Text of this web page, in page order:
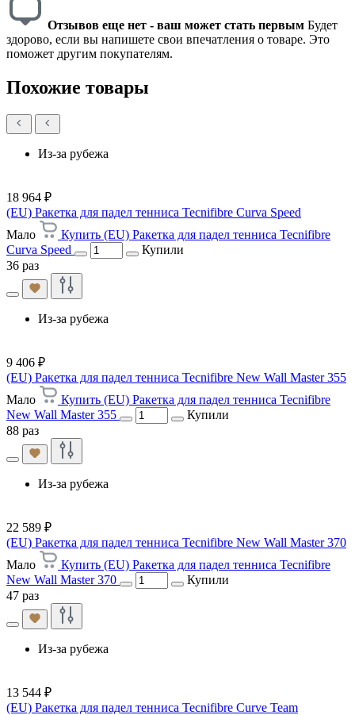
Отзывов еще нет - ваш может стать первым Будет
здорово, если вы напишете свои впечатления о товаре. Это
поможет другим покупателям.
Похожие товары
Из-за рубежа
18 964 ₽
(EU) Ракетка для падел тенниса Tecnifibre Curva Speed
Мало
Купить (EU) Ракетка для падел тенниса Tecnifibre
Curva Speed
Купили
36 раз
Из-за рубежа
9 406 ₽
(EU) Ракетка для падел тенниса Tecnifibre New Wall Master 355
Мало
Купить (EU) Ракетка для падел тенниса Tecnifibre
New Wall Master 355
Купили
88 раз
Из-за рубежа
22 589 ₽
(EU) Ракетка для падел тенниса Tecnifibre New Wall Master 370
Мало
Купить (EU) Ракетка для падел тенниса Tecnifibre
New Wall Master 370
Купили
47 раз
Из-за рубежа
13 544 ₽
(EU) Ракетка для падел тенниса Tecnifibre Curve Team